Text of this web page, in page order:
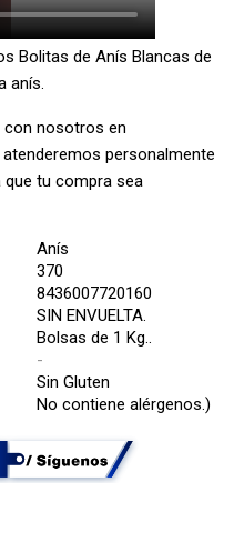
Bolitas de Anís Blancas de
anís.
con nosotros en
atenderemos personalmente
tu compra sea
Anís
370
8436007720160
SIN ENVUELTA.
Bolsas de 1 Kg..
-
Sin Gluten
No contiene alérgenos.)